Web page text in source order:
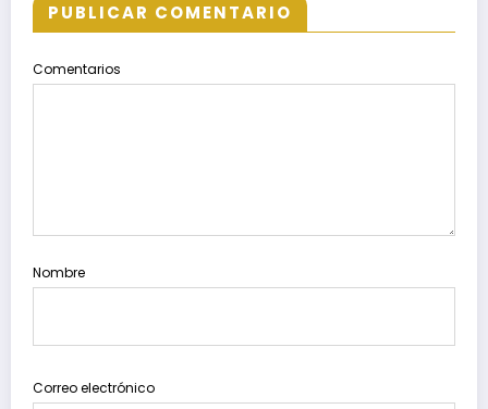
PUBLICAR COMENTARIO
Comentarios
Nombre
Correo electrónico